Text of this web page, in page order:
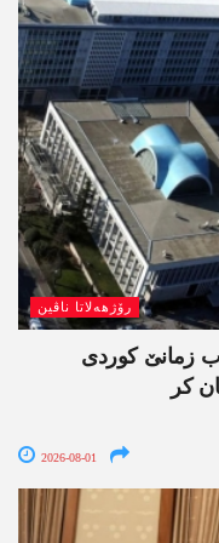
رۆژھەلاتا ناڤین
ب زمانێ کوردی
کر
2026-08-01